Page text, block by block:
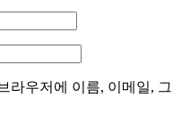
라우저에 이름, 이메일, 그